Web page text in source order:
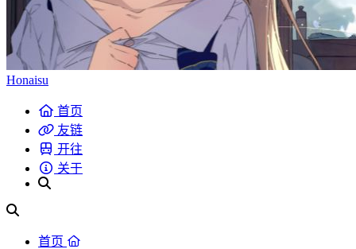
Honaisu
首页
友链
开往
关于
首页